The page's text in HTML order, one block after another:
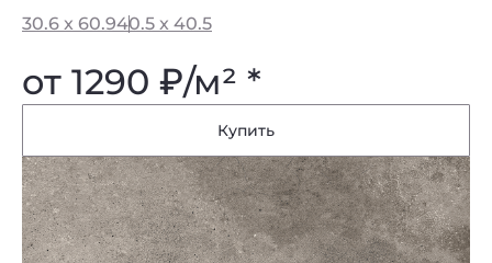
30.6 x 60.940.5 x 40.5
от 1290 ₽/м² *
Купить